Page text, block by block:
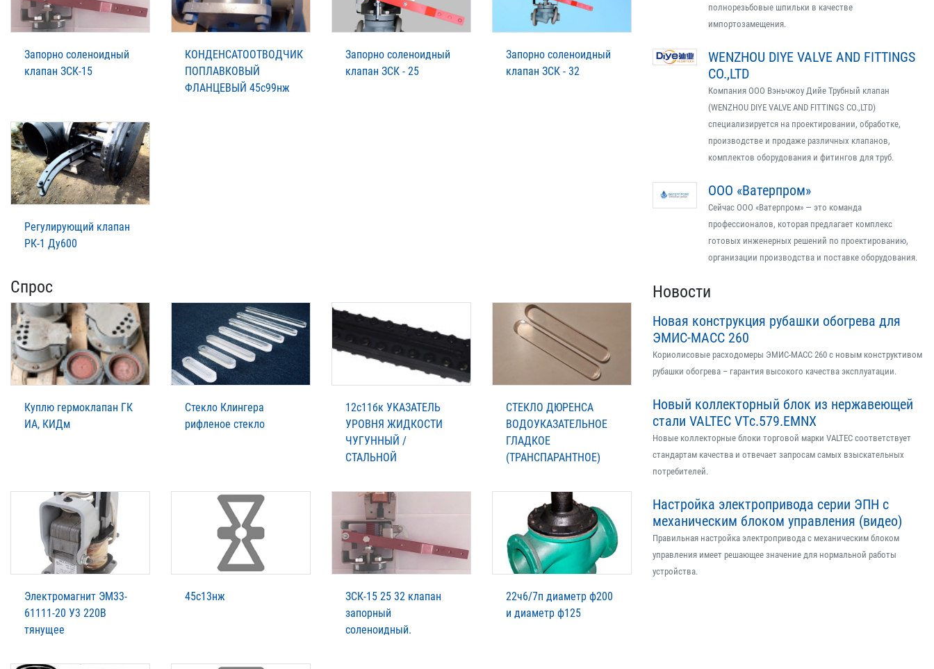
Запорно соленоидный
клапан ЗСК-15
КОНДЕНСАТООТВОДЧИК
ПОПЛАВКОВЫЙ
ФЛАНЦЕВЫЙ 45с99нж
Запорно соленоидный
клапан ЗСК - 25
Запорно соленоидный
клапан ЗСК - 32
Регулирующий клапан
РК-1 Ду600
Спрос
Куплю гермоклапан ГК
ИА, КИДм
Стекло Клингера
рифленое стекло
12с11бк УКАЗАТЕЛЬ
УРОВНЯ ЖИДКОСТИ
ЧУГУННЫЙ /
СТАЛЬНОЙ
СТЕКЛО ДЮРЕНСА
ВОДОУКАЗАТЕЛЬНОЕ
ГЛАДКОЕ
(ТРАНСПАРАНТНОЕ)
Электромагнит ЭМ33-
61111-20 У3 220В
тянущее
45с13нж
ЗСК-15 25 32 клапан
запорный
соленоидный.
22ч6/7п диаметр ф200
и диаметр ф125
полнорезьбовые шпильки в качестве
импортозамещения.
WENZHOU DIYE VALVE AND FITTINGS
CO.,LTD
Компания ООО Вэньчжоу Дийе Трубный клапан
(WENZHOU DIYE VALVE AND FITTINGS CO.,LTD)
специализируется на проектировании, обработке,
производстве и продаже различных клапанов,
комплектов оборудования и фитингов для труб.
ООО «Ватерпром»
Сейчас ООО «Ватерпром» — это команда
профессионалов, которая предлагает комплекс
готовых инженерных решений по проектированию,
организации производства и поставке оборудования.
Новости
Новая конструкция рубашки обогрева для
ЭМИС-МАСС 260
Кориолисовые расходомеры ЭМИС-МАСС 260 с новым конструктивом
рубашки обогрева – гарантия высокого качества эксплуатации.
Новый коллекторный блок из нержавеющей
стали VALTEC VTс.579.EMNX
Новые коллекторные блоки торговой марки VALTEC соответствует
стандартам качества и отвечает запросам самых взыскательных
потребителей.
Настройка электропривода серии ЭПН с
механическим блоком управления (видео)
Правильная настройка электропривода с механическим блоком
управления имеет решающее значение для нормальной работы
устройства.